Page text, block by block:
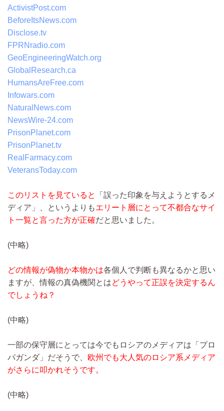
ActivistPost.com
BeforeItsNews.com
Disclose.tv
FPRNradio.com
GeoEngineeringWatch.org
GlobalResearch.ca
HumansAreFree.com
Infowars.com
NaturalNews.com
NewsWire-24.com
PrisonPlanet.com
PrisonPlanet.tv
RealFarmacy.com
VeteransToday.com
このリストを見ていると
「誤った印象を与えようとするメ
ディア」、というよりもエリート層にとって不都合なサイ
ト一覧と言った方が正確だと思いました。
(中略)
どの情報が偽物か本物かは各個人で判断も異なるかと思い
ますが、情報の真偽機関とはどうやって正誤を決定するん
でしょうね？
(中略)
一部の保守層にとっては今でもロシアのメディアは「プロ
パガンダ」だそうで、
欧州でも大人気のロシア系メディア
がさらに叩かれそうです。
(中略)